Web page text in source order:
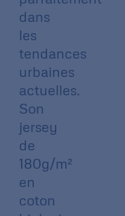
dans
les
tendances
urbaines
actuelles.
Son
jersey
de
180g/m²
en
coton